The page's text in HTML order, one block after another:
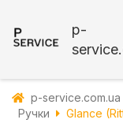
p-
p-service.com.ua
Ручки
Glance